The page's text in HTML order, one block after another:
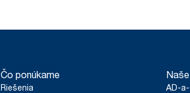
Čo ponúkame
Riešenia AD-